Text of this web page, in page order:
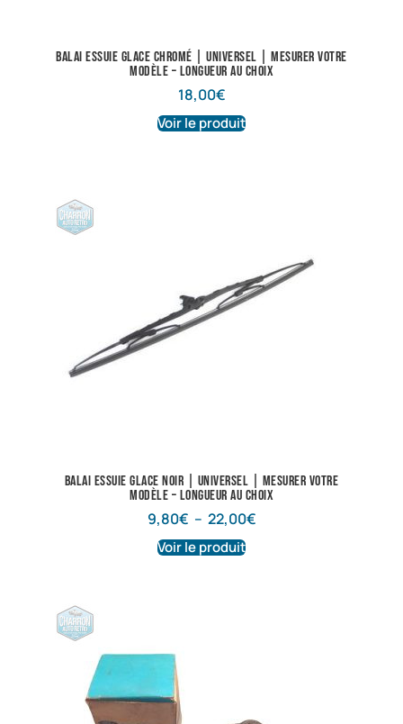
Balai essuie glace chromé | Universel | Mesurer votre
modèle – longueur au choix
18,00€
Voir le produit
Balai essuie glace noir | Universel | Mesurer votre
modèle – longueur au choix
9,80€ – 22,00€
Voir le produit